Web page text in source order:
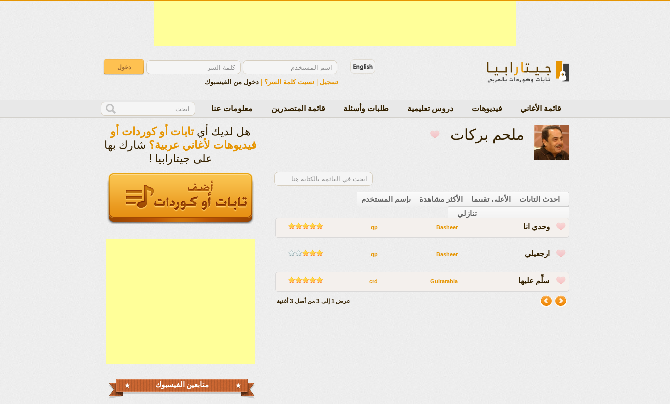
تسجيل نسيت كلمة السر؟ دخول من الفيسبوك
قائمة الأغاني فيديوهات دروس تعليمية طلبات وأسئلة قائمة المتصدرين معلومات عنا
ملحم بركات
احدث التابات الأعلى تقييما الأكثر مشاهدة
بإسم المستخدم
تنازلي
وحدي انا Basheer
gp
ارجعيلي Basheer
gp
سلِّم عليها Guitarabia
crd
عرض 1 إلى 3 من أصل 3 أغنية
هل لديك أيتابات أو كوردات أو
فيديوهات لأغاني عربية؟ شارك بها
على جيتارابيا !
متابعين الفيسبوك